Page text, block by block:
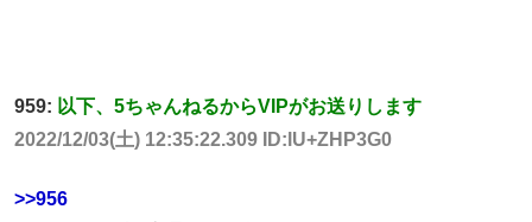
959: 以下、5ちゃんねるからVIPがお送りします
2022/12/03(土) 12:35:22.309 ID:lU+ZHP3G0
>>956